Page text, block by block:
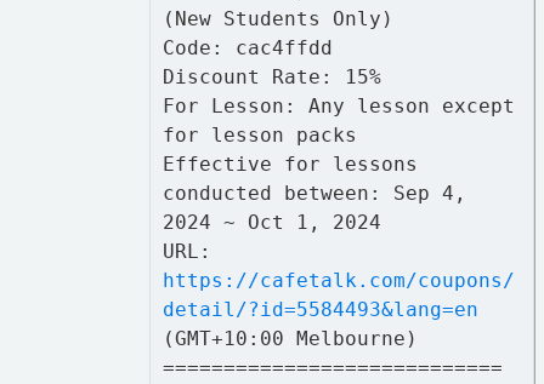
(New Students Only)
Code: cac4ffdd
Discount Rate: 15%
For Lesson: Any lesson except
for lesson packs
Effective for lessons
conducted between: Sep 4,
2024 ~ Oct 1, 2024
URL:
https://cafetalk.com/coupons/
detail/?id=5584493&lang=en
(GMT+10:00 Melbourne)
============================